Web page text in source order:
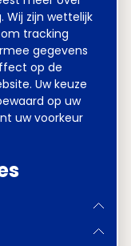
. Wij zijn wettelijk
tracking
gegevens
op de
Uw keuze
op uw
uw voorkeur
en